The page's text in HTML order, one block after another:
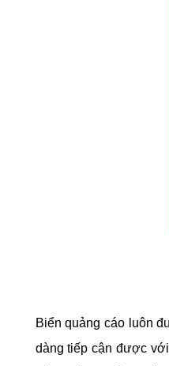
Biển quảng cáo luôn
dàng tiếp cận được